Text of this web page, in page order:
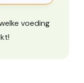
voeding